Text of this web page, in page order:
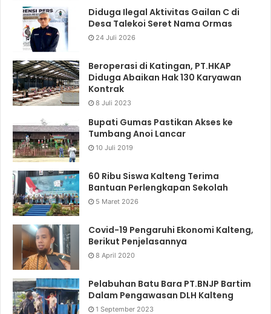
Diduga Ilegal Aktivitas Gailan C di
Desa Talekoi Seret Nama Ormas
24 Juli 2026
Beroperasi di Katingan, PT.HKAP
Diduga Abaikan Hak 130 Karyawan
Kontrak
8 Juli 2023
Bupati Gumas Pastikan Akses ke
Tumbang Anoi Lancar
10 Juli 2019
60 Ribu Siswa Kalteng Terima
Bantuan Perlengkapan Sekolah
5 Maret 2026
Covid-19 Pengaruhi Ekonomi Kalteng,
Berikut Penjelasannya
8 April 2020
Pelabuhan Batu Bara PT.BNJP Bartim
Dalam Pengawasan DLH Kalteng
1 September 2023